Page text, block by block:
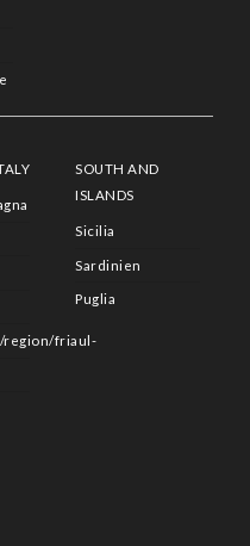
region/friaul-
SOUTH AND
ISLANDS
Sicilia
Sardinien
Puglia